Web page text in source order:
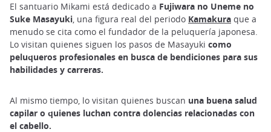
El santuario Mikami está dedicado a Fujiwara no Uneme no
Suke Masayuki, una figura real del periodo Kamakura que a
menudo se cita como el fundador de la peluquería japonesa.
Lo visitan quienes siguen los pasos de Masayuki como
peluqueros profesionales en busca de bendiciones para sus
habilidades y carreras.
Al mismo tiempo, lo visitan quienes buscan una buena salud
capilar o quienes luchan contra dolencias relacionadas con
el cabello.